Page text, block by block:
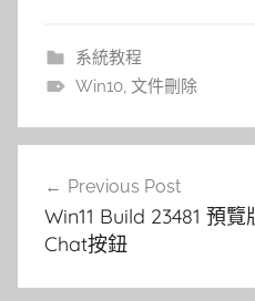
系統教程
Win10, 文件刪除
章
導
覽
Previous Post
Win11 Build 23481 預
Chat按鈕